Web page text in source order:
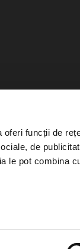
oferi funcții de
de
le pot combina